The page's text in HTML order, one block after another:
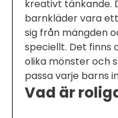
kreativt tänkande.
barnkläder vara
sig från mängden
speciellt. Det finns
olika mönster och
passa varje barns
Vad är